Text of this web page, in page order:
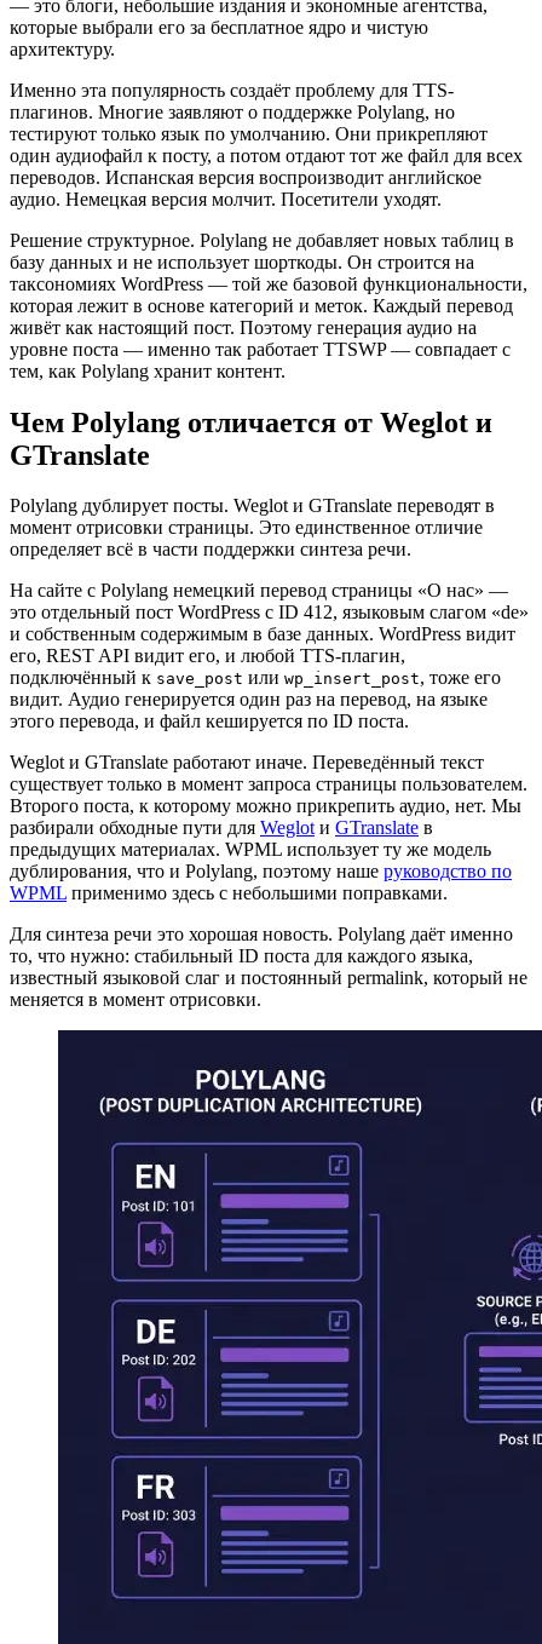
— это блоги, небольшие издания и экономные агентства,
которые выбрали его за бесплатное ядро и чистую
архитектуру.
Именно эта популярность создаёт проблему для TTS-
плагинов. Многие заявляют о поддержке Polylang, но
тестируют только язык по умолчанию. Они прикрепляют
один аудиофайл к посту, а потом отдают тот же файл для всех
переводов. Испанская версия воспроизводит английское
аудио. Немецкая версия молчит. Посетители уходят.
Решение структурное. Polylang не добавляет новых таблиц в
базу данных и не использует шорткоды. Он строится на
таксономиях WordPress — той же базовой функциональности,
которая лежит в основе категорий и меток. Каждый перевод
живёт как настоящий пост. Поэтому генерация аудио на
уровне поста — именно так работает TTSWP — совпадает с
тем, как Polylang хранит контент.
Чем Polylang отличается от Weglot и
GTranslate
Polylang дублирует посты. Weglot и GTranslate переводят в
момент отрисовки страницы. Это единственное отличие
определяет всё в части поддержки синтеза речи.
На сайте с Polylang немецкий перевод страницы «О нас» —
это отдельный пост WordPress с ID 412, языковым слагом «de»
и собственным содержимым в базе данных. WordPress видит
его, REST API видит его, и любой TTS-плагин,
подключённый к save_post или wp_insert_post, тоже его
видит. Аудио генерируется один раз на перевод, на языке
этого перевода, и файл кешируется по ID поста.
Weglot и GTranslate работают иначе. Переведённый текст
существует только в момент запроса страницы пользователем.
Второго поста, к которому можно прикрепить аудио, нет. Мы
разбирали обходные пути для Weglotи GTranslate в
предыдущих материалах. WPML использует ту же модель
дублирования, что и Polylang, поэтому наше руководство по
WPML применимо здесь с небольшими поправками.
Для синтеза речи это хорошая новость. Polylang даёт именно
то, что нужно: стабильный ID поста для каждого языка,
известный языковой слаг и постоянный permalink, который не
меняется в момент отрисовки.